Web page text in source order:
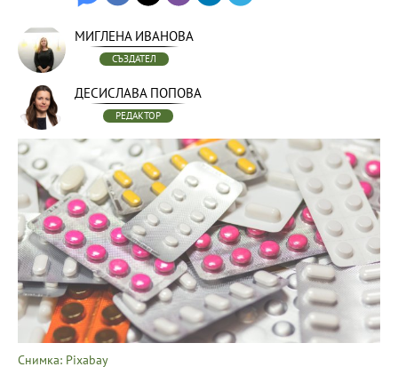
МИГЛЕНА ИВАНОВА
СЪЗДАТЕЛ
ДЕСИСЛАВА ПОПОВА
РЕДАКТОР
Снимка: Pixabay